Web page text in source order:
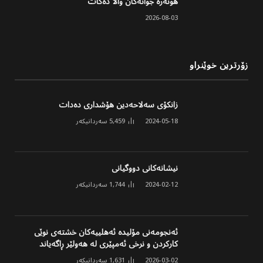
2026-08-03
زۆرترین خوێنراو
زانکۆی سەلاحەدین هۆشداری دەدات
2024-05-18
5,459 سەردانیکەر
نیشانەکانی دووگیانی
2024-02-12
1,744 سەردانیکەر
ئەنجومەنی مۆلیدە ئەهلییەکان خشتەی نوێی
کارکردن و نرخی ئەمپێری لە هەولێر ڕاگەیاند
2026-03-02
1,631 سەردانیکەر